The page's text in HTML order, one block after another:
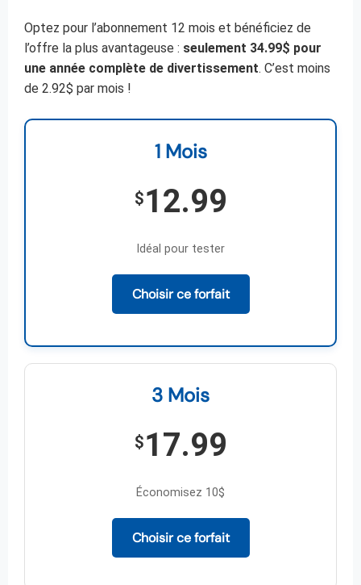
Optez pour l’abonnement 12 mois et bénéficiez de
l’offre la plus avantageuse : seulement 34.99$ pour
une année complète de divertissement. C’est moins
de 2.92$ par mois !
1 Mois
$12.99
Idéal pour tester
Choisir ce forfait
3 Mois
$17.99
Économisez 10$
Choisir ce forfait